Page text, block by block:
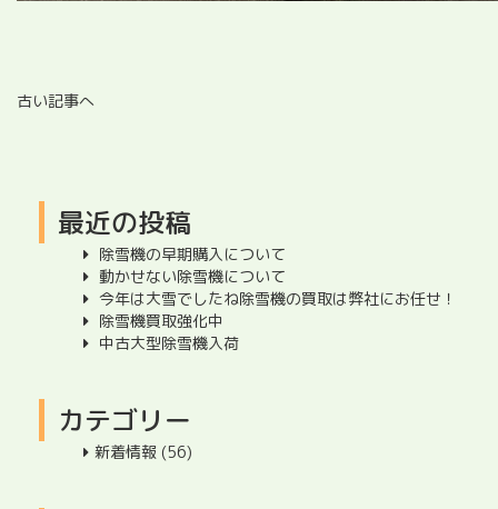
古い記事へ
最近の投稿
除雪機の早期購入について
動かせない除雪機について
今年は大雪でしたね除雪機の買取は弊社にお任せ！
除雪機買取強化中
中古大型除雪機入荷
カテゴリー
新着情報 (56)